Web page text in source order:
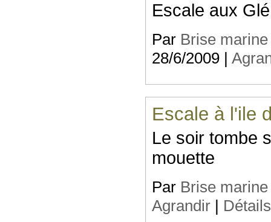
Escale aux
Par Brise marine
28/6/2009 |
Escale à l'ile
Le soir tombe
mouette
Par Brise marine
Agrandir | Détails